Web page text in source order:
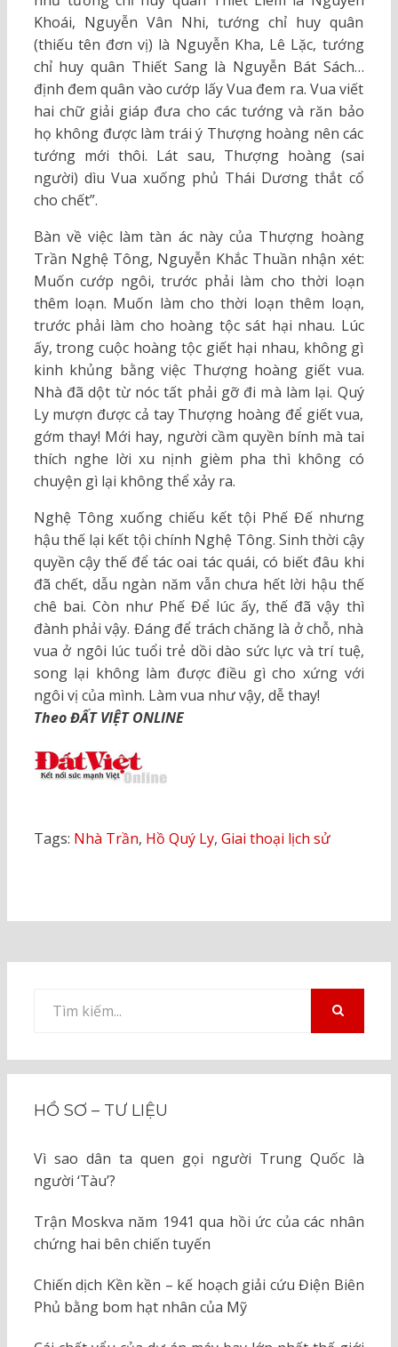
Khoái, Nguyễn Vân Nhi, tướng chỉ huy quân
(thiếu tên đơn vị) là Nguyễn Kha, Lê Lặc, tướng
chỉ huy quân Thiết Sang là Nguyễn Bát Sách…
định đem quân vào cướp lấy Vua đem ra. Vua viết
hai chữ giải giáp đưa cho các tướng và răn bảo
họ không được làm trái ý Thượng hoàng nên các
tướng mới thôi. Lát sau, Thượng hoàng (sai
người) dìu Vua xuống phủ Thái Dương thắt cổ
cho chết”.
Bàn về việc làm tàn ác này của Thượng hoàng
Trần Nghệ Tông, Nguyễn Khắc Thuần nhận xét:
Muốn cướp ngôi, trước phải làm cho thời loạn
thêm loạn. Muốn làm cho thời loạn thêm loạn,
trước phải làm cho hoàng tộc sát hại nhau. Lúc
ấy, trong cuộc hoàng tộc giết hại nhau, không gì
kinh khủng bằng việc Thượng hoàng giết vua.
Nhà đã dột từ nóc tất phải gỡ đi mà làm lại. Quý
Ly mượn được cả tay Thượng hoàng để giết vua,
gớm thay! Mới hay, người cầm quyền bính mà tai
thích nghe lời xu nịnh gièm pha thì không có
chuyện gì lại không thể xảy ra.
Nghệ Tông xuống chiếu kết tội Phế Đế nhưng
hậu thế lại kết tội chính Nghệ Tông. Sinh thời cậy
quyền cậy thế để tác oai tác quái, có biết đâu khi
đã chết, dẫu ngàn năm vẫn chưa hết lời hậu thế
chê bai. Còn như Phế Để lúc ấy, thế đã vậy thì
đành phải vậy. Đáng để trách chăng là ở chỗ, nhà
vua ở ngôi lúc tuổi trẻ dồi dào sức lực và trí tuệ,
song lại không làm được điều gì cho xứng với
ngôi vị của mình. Làm vua như vậy, dễ thay!
Theo ĐẤT VIỆT ONLINE
Tags: Nhà Trần, Hồ Quý Ly, Giai thoại lịch sử
kiếm
HỒ SƠ – TƯ LIỆU
Vì sao dân ta quen gọi người Trung Quốc là
người ‘Tàu’?
Trận Moskva năm 1941 qua hồi ức của các nhân
chứng hai bên chiến tuyến
Chiến dịch Kền kền – kế hoạch giải cứu Điện Biên
Phủ bằng bom hạt nhân của Mỹ